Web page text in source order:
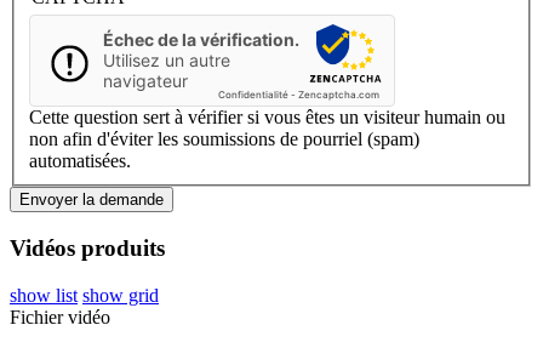
Échec de la vérification.
Utilisez un autre
navigateur
Confidentialité - Zencaptcha.com
Cette question sert à vérifier si vous êtes un visiteur humain ou
non afin d'éviter les soumissions de pourriel (spam)
automatisées.
Vidéos produits
show list show grid
Fichier vidéo